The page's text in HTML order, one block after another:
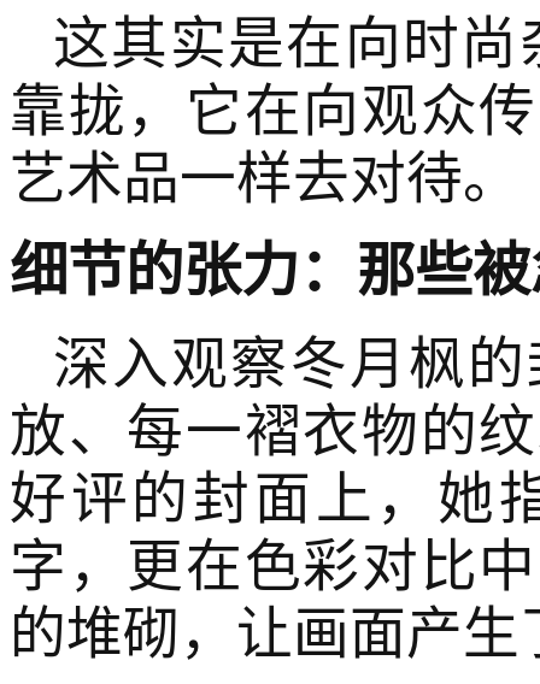
这其实是在向时尚
靠拢，它在向观众
艺术品一样去对待。
细节的张力：那些
深入观察冬月枫
放、每一褶衣物的
好评的封面上，她
字，更在色彩对比
的堆砌，让画面产生